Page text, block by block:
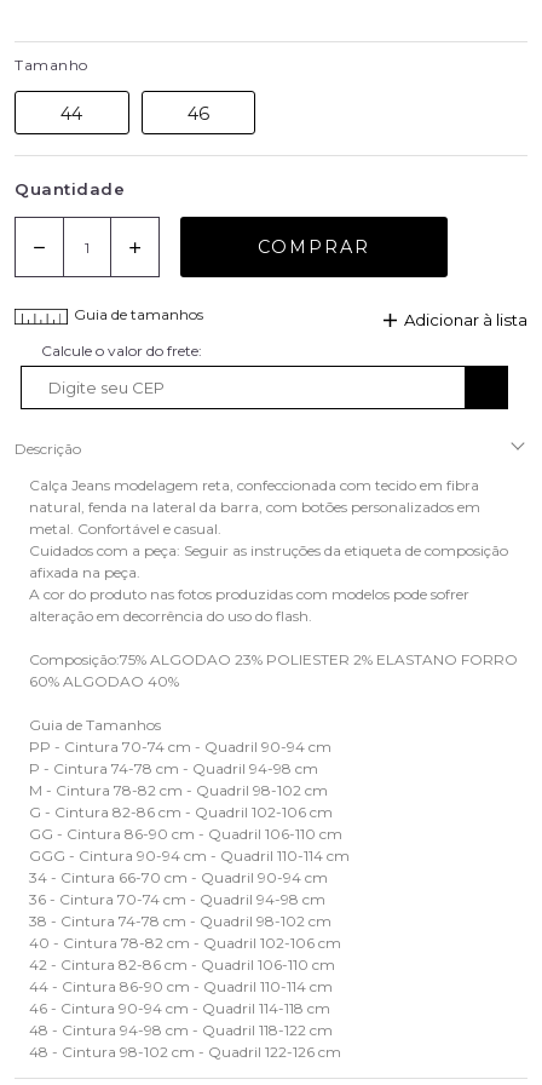
Tamanho
44 46
Quantidade
COMPRAR
Guia de tamanhos Adicionar à lista
Descrição
Calça Jeans modelagem reta, confeccionada com tecido em fibra
natural, fenda na lateral da barra, com botões personalizados em
metal. Confortável e casual.
Cuidados com a peça: Seguir as instruções da etiqueta de composição
afixada na peça.
A cor do produto nas fotos produzidas com modelos pode sofrer
alteração em decorrência do uso do flash.
Composição:75% ALGODAO 23% POLIESTER 2% ELASTANO FORRO
60% ALGODAO 40%
Guia de Tamanhos
PP - Cintura 70-74 cm - Quadril 90-94 cm
P - Cintura 74-78 cm - Quadril 94-98 cm
M - Cintura 78-82 cm - Quadril 98-102 cm
G - Cintura 82-86 cm - Quadril 102-106 cm
GG - Cintura 86-90 cm - Quadril 106-110 cm
GGG - Cintura 90-94 cm - Quadril 110-114 cm
34 - Cintura 66-70 cm - Quadril 90-94 cm
36 - Cintura 70-74 cm - Quadril 94-98 cm
38 - Cintura 74-78 cm - Quadril 98-102 cm
40 - Cintura 78-82 cm - Quadril 102-106 cm
42 - Cintura 82-86 cm - Quadril 106-110 cm
44 - Cintura 86-90 cm - Quadril 110-114 cm
46 - Cintura 90-94 cm - Quadril 114-118 cm
48 - Cintura 94-98 cm - Quadril 118-122 cm
48 - Cintura 98-102 cm - Quadril 122-126 cm